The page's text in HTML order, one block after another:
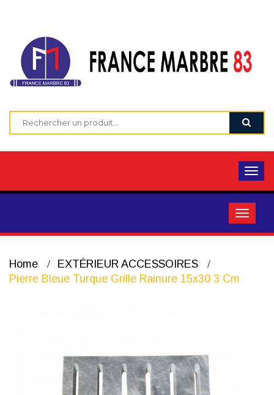
Home
EXTÉRIEUR ACCESSOIRES
Pierre Bleue Turque Grille Rainure 15x30 3 Cm